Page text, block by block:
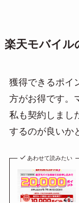
楽天モバイル
獲得できるポイ
方がお得です。
私も契約しまし
するのが良いか
あわせて読みたい